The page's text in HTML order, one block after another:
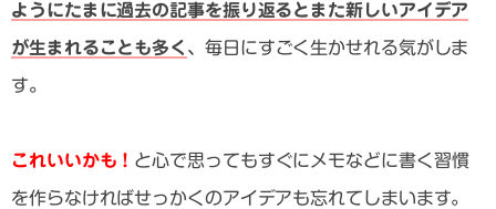
ようにたまに過去の記事を振り返るとまた新しいアイデア
が生まれることも多く 、毎日にすごく生かせれる気がしま
す。
これいいかも！ と心で思ってもすぐにメモなどに書く習慣
を作らなければせっかくのアイデアも忘れてしまいます。